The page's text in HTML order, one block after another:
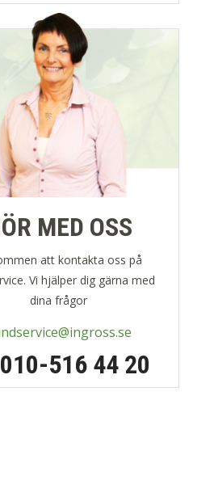
MED OSS
att kontakta oss på
Vi hjälper dig gärna med
dina frågor
010-516 44 20